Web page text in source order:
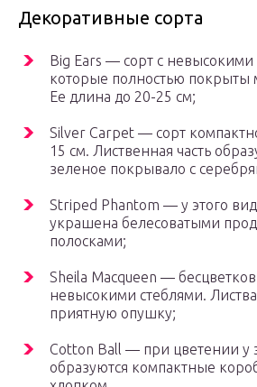
Декоративные сорта
Big Ears — сорт с невысокими
которые полностью покрыты
Ее длина до 20-25 см;
Silver Carpet — сорт
15 см. Лиственная часть
зеленое покрывало с
Striped Phantom — у этого
украшена белесоватыми
полосками;
Sheila Macqueen —
невысокими стеблями.
приятную опушку;
Cotton Ball — при цветении у
образуются компактные